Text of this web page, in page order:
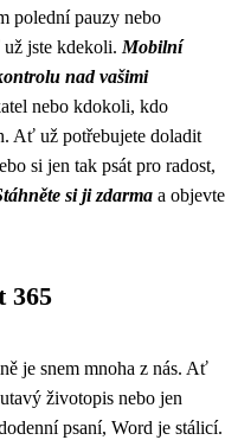
polední pauzy nebo
už jste kdekoli. Mobilní
nad vašimi
nebo kdokoli, kdo
Ať už potřebujete doladit
si jen tak psát pro radost,
si ji zdarma a objevte
365
je snem mnoha z nás. Ať
životopis nebo jen
psaní, Word je stálicí.